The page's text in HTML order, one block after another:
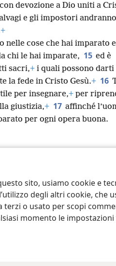
sito, usiamo cookie e
degli altri cookie,
o usato per scopi
momento le
devozione a Dio uniti a
e gli impostori
+
cose che hai imparato
chi le hai imparate, 15 ed è
sacri,+ i quali possono darti
la fede in Cristo Gesù.+ 16
per insegnare,+ per
giustizia,+ 17 affinché
per ogni opera buona.
Tract Society of Pennsylvania